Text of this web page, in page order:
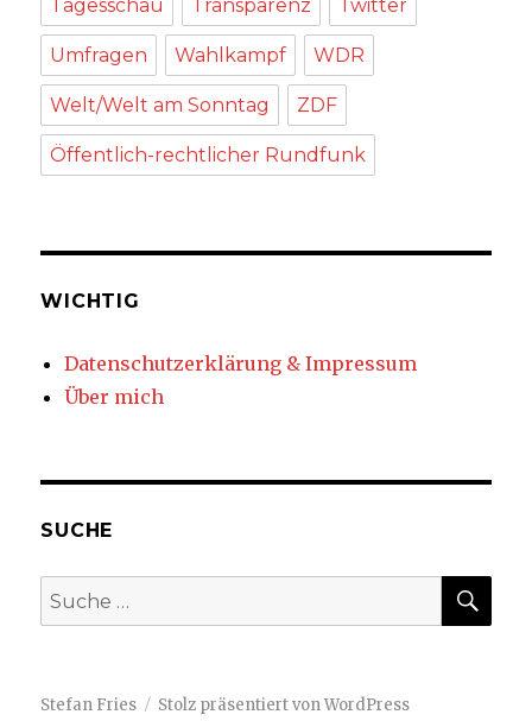
Tagesschau Transparenz Twitter
Umfragen Wahlkampf WDR
Welt/Welt am Sonntag ZDF
Öffentlich-rechtlicher Rundfunk
WICHTIG
Datenschutzerklärung & Impressum
Über mich
SUCHE
Suche
nach:
Stefan Fries Stolz präsentiert von WordPress